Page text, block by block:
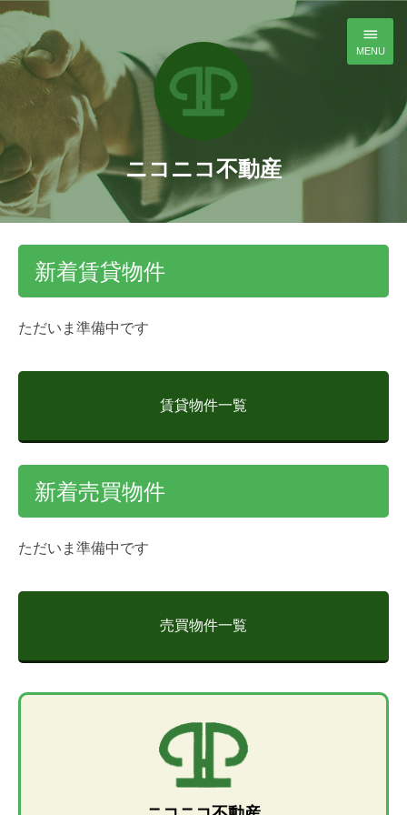
ニコニコ不動産
MENU
賃貸物件
アパート・マンション・戸建
店舗・事務所
駐車場
移住定住定住
売買物件
一戸建て
マンション
土地
会社概要
アクセス
新着賃貸物件
ただいま準備中です
賃貸物件一覧
新着売買物件
ただいま準備中です
売買物件一覧